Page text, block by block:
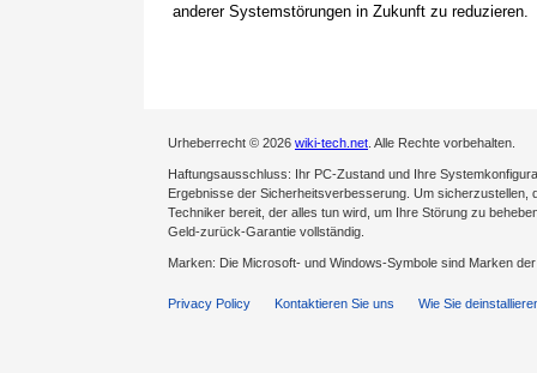
anderer Systemstörungen in Zukunft zu reduzieren.
Urheberrecht © 2026 wiki-tech.net . Alle Rechte vorbehalten.
Haftungsausschluss: Ihr PC-Zustand und Ihre
Ergebnisse der Sicherheitsverbesserung. Um
Techniker bereit, der alles tun wird, um Ihre Störung zu
Geld-zurück-Garantie vollständig.
Marken: Die Microsoft- und Windows-Symbole sind Marken
Privacy Policy Kontaktieren Sie uns Wie Sie